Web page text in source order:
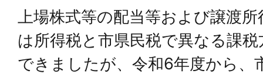
上場株式等の配当等および譲渡
は所得税と市県民税で異なる課
できましたが、令和6年度から、